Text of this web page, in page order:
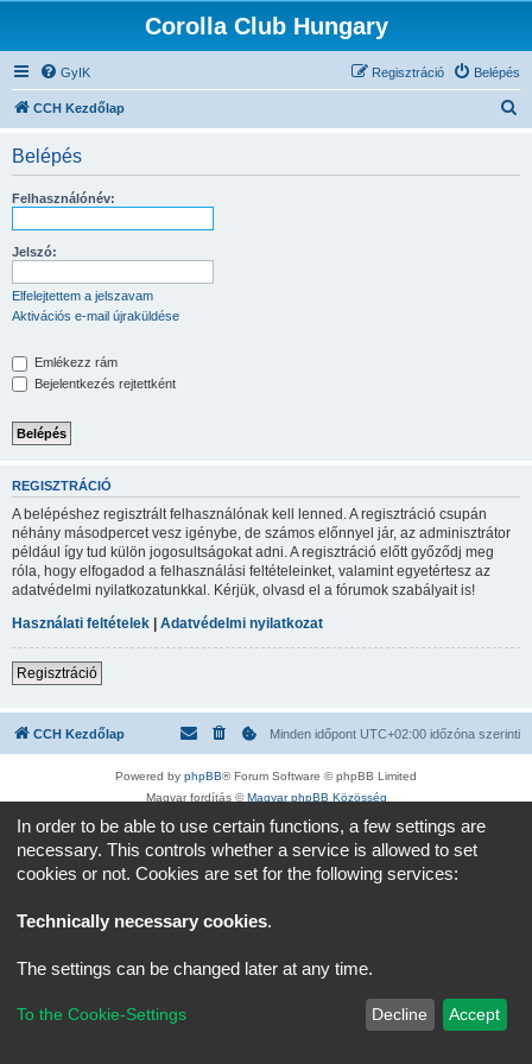
Corolla Club Hungary
GyIK Belépés
Regisztráció
CCH Kezdőlap
Belépés
Felhasználónév:
Jelszó:
Elfelejtettem a jelszavam
Aktivációs e-mail újraküldése
Emlékezz rám
Bejelentkezés rejtettként
REGISZTRÁCIÓ
A belépéshez regisztrált felhasználónak kell lenned. A regisztráció csupán
néhány másodpercet vesz igénybe, de számos előnnyel jár, az adminisztrátor
például így tud külön jogosultságokat adni. A regisztráció előtt győződj meg
róla, hogy elfogadod a felhasználási feltételeinket, valamint egyetértesz az
adatvédelmi nyilatkozatunkkal. Kérjük, olvasd el a fórumok szabályait is!
Használati feltételek | Adatvédelmi nyilatkozat
Regisztráció
CCH Kezdőlap Minden időpont UTC+02:00 időzóna szerinti
Powered by phpBB® Forum Software © phpBB Limited
Magyar fordítás ©Magyar phpBB Közösség
Adatvédelmi nyilatkozat | Használati feltételek
In order to be able to use certain functions, a few settings are
necessary. This controls whether a service is allowed to set
cookies or not. Cookies are set for the following services:
Technically necessary cookies.
The settings can be changed later at any time.
To the Cookie-Settings Decline Accept